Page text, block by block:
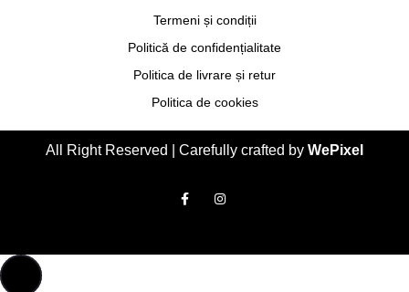
Termeni și condiții
Politică de confidențialitate
Politica de livrare și retur
Politica de cookies
All Right Reserved | Carefully crafted by WePixel